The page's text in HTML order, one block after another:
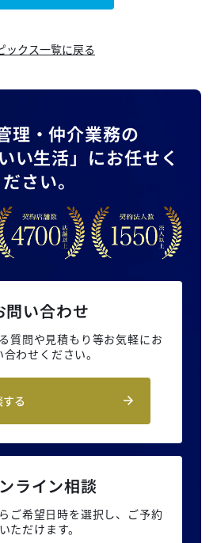
ックス一覧に戻る
理・仲介業務の
いい生活」にお任せく
ださい。
問い合わせ
質問や見積もり等お気軽にお
合わせください。
る
ライン相談
ご希望日時を選択し、 ご予約
いただけます。